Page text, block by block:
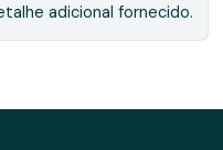
adicional fornecido.